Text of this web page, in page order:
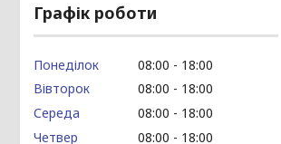
Графік роботи
Понеділок 08:00
18:00
Вівторок
08:00
18:00
Середа
08:00
18:00
Четвер
08:00
18:00